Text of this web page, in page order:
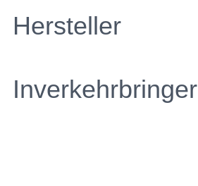
Hersteller
Inverkehrbringer